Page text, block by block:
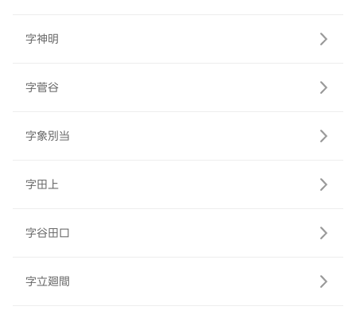
字神明
字菅谷
字象別当
字田上
字谷田口
字立廻間